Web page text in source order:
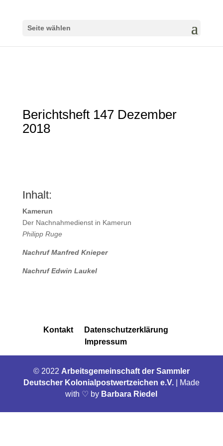
Seite wählen
Berichtsheft 147 Dezember
2018
Inhalt:
Kamerun
Der Nachnahmedienst in Kamerun
Philipp Ruge
Nachruf Manfred Knieper
Nachruf Edwin Laukel
Kontakt
Datenschutzerklärung
Impressum
© 2022 Arbeitsgemeinschaft der Sammler
Deutscher Kolonialpostwertzeichen e.V.
Made
with ♡ by Barbara Riedel